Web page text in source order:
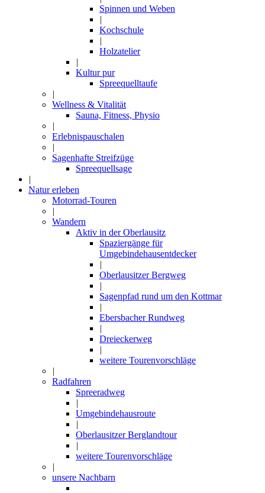
Spinnen und Weben
|
Kochschule
|
Holzatelier
|
Kultur pur
Spreequelltaufe
|
Wellness & Vitalität
Sauna, Fitness, Physio
|
Erlebnispauschalen
|
Sagenhafte Streifzüge
Spreequellsage
|
Natur erleben
Motorrad-Touren
|
Wandern
Aktiv in der Oberlausitz
Spaziergänge für
Umgebindehausentdecker
|
Oberlausitzer Bergweg
|
Sagenpfad rund um den Kottmar
|
Ebersbacher Rundweg
|
Dreieckerweg
|
weitere Tourenvorschläge
|
Radfahren
Spreeradweg
|
Umgebindehausroute
|
Oberlausitzer Berglandtour
|
weitere Tourenvorschläge
|
unsere Nachbarn